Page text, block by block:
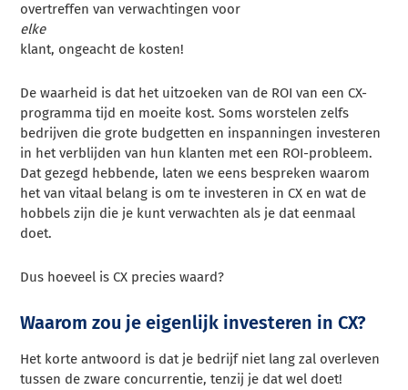
overtreffen van verwachtingen voor
elke
klant, ongeacht de kosten!
De waarheid is dat het uitzoeken van de ROI van een CX-
programma tijd en moeite kost. Soms worstelen zelfs
bedrijven die grote budgetten en inspanningen investeren
in het verblijden van hun klanten met een ROI-probleem.
Dat gezegd hebbende, laten we eens bespreken waarom
het van vitaal belang is om te investeren in CX en wat de
hobbels zijn die je kunt verwachten als je dat eenmaal
doet.
Dus hoeveel is CX precies waard?
Waarom zou je eigenlijk investeren in CX?
Het korte antwoord is dat je bedrijf niet lang zal overleven
tussen de zware concurrentie, tenzij je dat wel doet!